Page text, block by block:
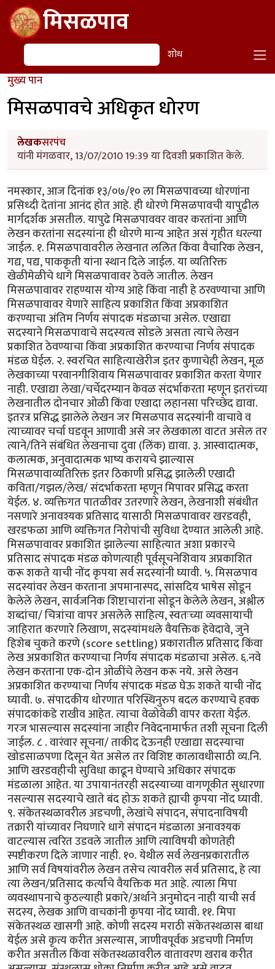
Skip to main contentमिसळपाव
शोध शोध
मुख्य पान
मिसळपावचे अधिकृत धोरण
लेखकसरपंच
यांनी मंगळवार, 13/07/2010 19:39 या दिवशी प्रकाशित केले.
नमस्कार, आज दिनांक १३/०७/१० ला मिसळपावच्या धोरणांना
प्रसिध्दी देतांना आनंद होत आहे. ही धोरणे मिसळपावची यापुढील
मार्गदर्शक असतील. यापुढे मिसळपाववर वावर करतांना आणि
लेखन करतांना सदस्यांना ही धोरणे मान्य आहेत असं गृहीत धरल्या
जाईल. १. मिसळपावावरील लेखनात ललित किंवा वैचारिक लेखन,
गद्य, पद्य, पाककृती यांना स्थान दिले जाईल. या व्यतिरिक्त
खेळीमेळीचे धागे मिसळपावावर ठेवले जातील. लेखन
मिसळपावावर राहण्यास योग्य आहे किंवा नाही हे ठरवण्याचा आणि
मिसळपावावर येणारे साहित्य प्रकाशित किंवा अप्रकाशित
करण्याचा अंतिम निर्णय संपादक मंडळाचा असेल. एखाद्या
सदस्याने मिसळपावाचे सदस्यत्व सोडले असता त्याचे लेखन
प्रकाशित ठेवण्याचा किंवा अप्रकाशित करण्याचा निर्णय संपादक
मंडळ घेईल. २. स्वरचित साहित्याखेरीज इतर कुणाचेही लेखन, मूळ
लेखकाच्या परवानगीशिवाय मिसळपावावर प्रकाशित करता येणार
नाही. एखाद्या लेखा/चर्चेदरम्यान केवळ संदर्भाकरता म्हणून इतरांच्या
लेखनातील दोनचार ओळी किंवा एखादा लहानसा परिच्छेद द्यावा.
इतरत्र प्रसिद्ध झालेले लेखन जर मिसळपाव सदस्यांनी वाचावे व
त्याच्यावर चर्चा घडवून आणावी असे जर लेखकाला वाटत असेल तर
त्याने/तिने संबंधित लेखनाचा दुवा (लिंक) द्यावा. ३. आस्वादात्मक,
कलात्मक, अनुवादात्मक भाष्य करायचे झाल्यास
मिसळपावाव्यतिरिक्त इतर ठिकाणी प्रसिद्ध झालेली एखादी
कविता/गझल/लेख/ संदर्भाकरता म्हणून मिपावर प्रसिद्ध करता
येईल. ४. व्यक्तिगत पातळीवर उतरणारे लेखन, लेखनाशी संबंधीत
नसणारे अनावश्यक प्रतिसाद यासाठी मिसळपावावर खरडवही,
खरडफळा आणि व्यक्तिगत निरोपांची सुविधा देण्यात आलेली आहे.
मिसळपावावर प्रकाशित झालेल्या साहित्यात अशा प्रकारचे
प्रतिसाद संपादक मंडळ कोणत्याही पूर्वसूचनेशिवाय अप्रकाशित
करू शकते याची नोंद कृपया सर्व सदस्यांनी घ्यावी. ५. मिसळपाव
सदस्यांवर लेखन करताना अपमानास्पद, सांसदिय भाषेस सोडून
केलेले लेखन, सार्वजनिक शिष्टाचारांना सोडून केलेले लेखन, अश्लील
शब्दांचा/ चित्रांचा वापर असलेले साहित्य, स्वतःच्या व्यवसायाची
जाहिरात करणारे लिखाण, सदस्यांमधले वैयक्तिक हेवेदावे, जुने
हिशेब चुकते करणे (score settling) प्रकारातील प्रतिसाद किंवा
लेख अप्रकाशित करण्याचा निर्णय संपादक मंडळाचा असेल. ६.नवे
लेखन करताना एक-दोन ओळींचे लेखन करू नये. असे लेखन
अप्रकाशित करण्याचा निर्णय संपादक मंडळ घेऊ शकते याची नोंद
घ्यावी. ७. संपादकीय धोरणात परिस्थिनुरुप बदल करण्याचे हक्क
संपादकांकडे राखीव आहेत. त्याचा वेळोवेळी वापर करता येईल.
गरज भासल्यास सदस्यांना जाहीर निवेदनामार्फत तशी सूचना दिली
जाईल. ८ . वारंवार सूचना/ ताकीद देऊनही एखाद्या सदस्याचा
खोडसाळपणा दिसून येत असेल तर विशिष्ट कालावधीसाठी व्य.नि.
आणि खरडवहीची सुविधा काढून घेण्याचे अधिकार संपादक
मंडळाला आहेत. या उपायानंतरही सदस्याच्या वागणूकीत सुधारणा
नसल्यास सदस्याचे खाते बंद होऊ शकते ह्याची कृपया नोंद घ्यावी.
९. संकेतस्थळावरील अडचणी, लेखांचे संपादन, संपादनाविषयी
तक्रारी यांच्यावर निघणारे धागे संपादन मंडळाला अनावश्यक
वाटल्यास त्वरित उडवले जातील आणि त्याविषयी कोणतेही
स्पष्टीकरण दिले जाणार नाही. १०. येथील सर्व लेखनप्रकारातील
आणि सर्व विषयांवरील लेखन तसेच त्यावरील सर्व प्रतिसाद, हे त्या
त्या लेखन/प्रतिसाद कर्त्यांचे वैयक्तिक मत आहे. त्याला मिपा
व्यवस्थापनाचे कुठल्याही प्रकारे/अर्थाने अनुमोदन नाही याची सर्व
सदस्य, लेखक आणि वाचकांनी कृपया नोंद घ्यावी. ११. मिपा
संकेतस्थळ खासगी आहे. कोणी सदस्य मराठी संकेतस्थळास बाधा
येईल असे कृत्य करीत असल्यास, जाणीवपूर्वक अडचणी निर्माण
करीत असतील किंवा संकेतस्थळावरील वातावरण खराब करीत